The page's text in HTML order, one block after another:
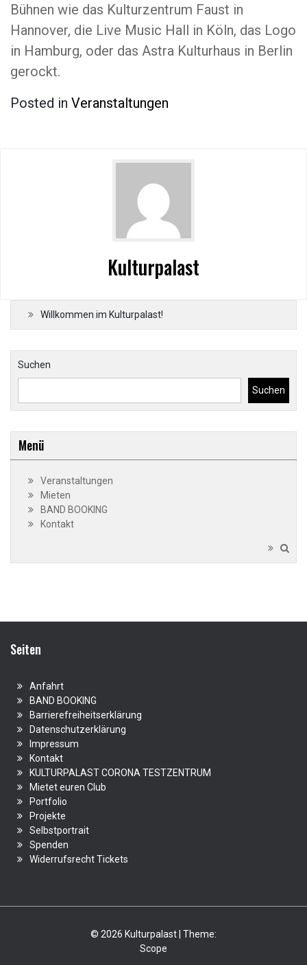
Bühnen wie das Kulturzentrum Faust in
Hannover, die Live Music Hall in Köln, das Logo
in Hamburg, oder das Astra Kulturhaus in Berlin
gerockt.
Posted in Veranstaltungen
Kulturpalast
Willkommen im Kulturpalast!
Suchen
Suchen
Menü
Veranstaltungen
Mieten
BAND BOOKING
Kontakt
Seiten
Anfahrt
BAND BOOKING
Barrierefreiheitserklärung
Datenschutzerklärung
Impressum
Kontakt
KULTURPALAST CORONA TESTZENTRUM
Mietet euren Club
Portfolio
Projekte
Selbstportrait
Spenden
Widerrufsrecht Tickets
© 2026 Kulturpalast | Theme:
Scope